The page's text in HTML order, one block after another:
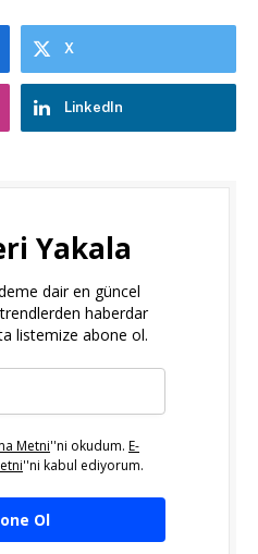
X
LinkedIn
Yakala
dair en güncel
haberdar
listemize abone ol.
Metni''ni okudum. E-
''ni kabul ediyorum.
Ol